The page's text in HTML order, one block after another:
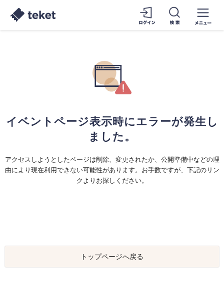
イベントページ表示時にエラーが発生し
ました。
アクセスしようとしたページは削除、変更されたか、公開準備中などの理
由により現在利用できない可能性があります。お手数ですが、下記のリン
クよりお探しください。
トップページへ戻る